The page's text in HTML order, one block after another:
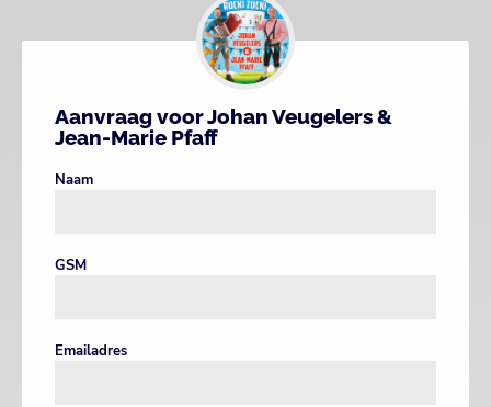
Aanvraag voor Johan Veugelers &
Jean-Marie Pfaff
Naam
GSM
Emailadres